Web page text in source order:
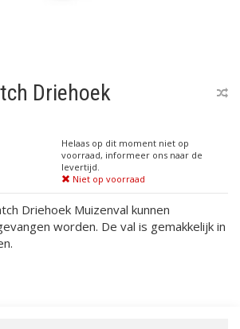
Driehoek
Helaas op dit moment niet op
voorraad, informeer ons naar de
levertijd.
Niet op voorraad
Driehoek Muizenval kunnen
worden. De val is gemakkelijk in